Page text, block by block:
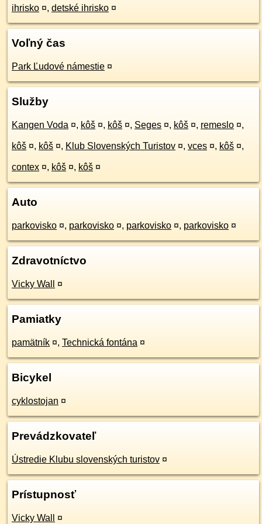
ihrisko ¤, detské ihrisko ¤
Voľný čas
Park Ľudové námestie ¤
Služby
Kangen Voda ¤, kôš ¤, kôš ¤, Seges ¤, kôš ¤, remeslo ¤,
kôš ¤, kôš ¤, Klub Slovenských Turistov ¤, vces ¤, kôš ¤,
contex ¤, kôš ¤, kôš ¤
Auto
parkovisko ¤, parkovisko ¤, parkovisko ¤, parkovisko ¤
Zdravotníctvo
Vicky Wall ¤
Pamiatky
pamätník ¤, Technická fontána ¤
Bicykel
cyklostojan ¤
Prevádzkovateľ
Ústredie Klubu slovenských turistov ¤
Prístupnosť
Vicky Wall ¤